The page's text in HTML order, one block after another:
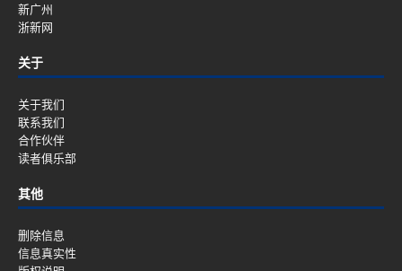
新广州
浙新网
关于
关于我们
联系我们
合作伙伴
读者俱乐部
其他
删除信息
信息真实性